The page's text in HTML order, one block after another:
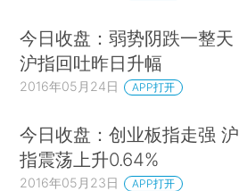
今日收盘：弱势阴跌一整天
沪指回吐昨日升幅
2016年05月24日 APP打开
今日收盘：创业板指走强 沪
指震荡上升0.64%
2016年05月23日 APP打开